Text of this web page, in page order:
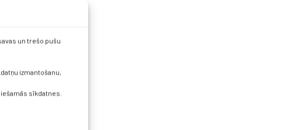
un trešo pušu
izmantošanu,
sīkdatnes.